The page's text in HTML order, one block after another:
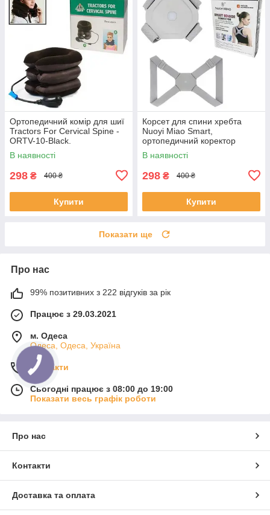
Ортопедичний комір для шиї
Tractors For Cervical Spine -
ORTV-10-Black.
В наявності
298 ₴ 400 ₴
Купити
Корсет для спини хребта
Nuoyi Miao Smart,
ортопедичний коректор
постави — K-49, сірий
В наявності
298 ₴ 400 ₴
Купити
Показати ще
Про нас
99% позитивних з 222 відгуків за рік
Працює з 29.03.2021
м. Одеса
Одеса, Одеса, Україна
Контакти
Сьогодні працює з 08:00 до 19:00
Показати весь графік роботи
Про нас
Контакти
Доставка та оплата